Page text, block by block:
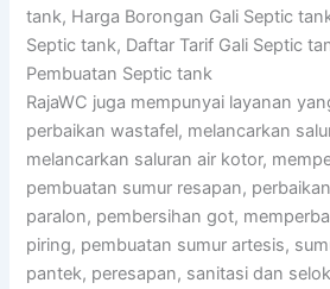
tank, Harga Borongan Gali Septic
Septic tank, Daftar Tarif Gali Septic
Pembuatan Septic tank
RajaWC juga mempunyai layanan
perbaikan wastafel, melancarkan
melancarkan saluran air kotor,
pembuatan sumur resapan,
paralon, pembersihan got,
piring, pembuatan sumur artesis,
pantek, peresapan, sanitasi dan